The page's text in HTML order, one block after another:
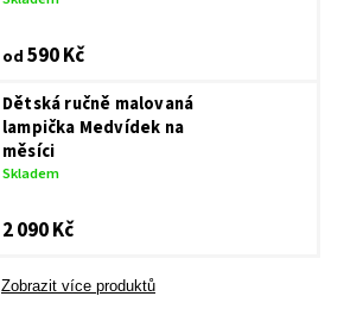
od 590 Kč
Dětská ručně malovaná
lampička Medvídek na
měsíci
Skladem
2 090 Kč
Zobrazit více produktů